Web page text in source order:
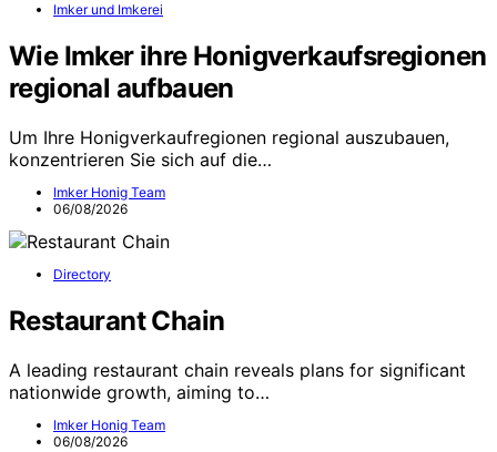
Imker und Imkerei
Wie Imker ihre Honigverkaufsregionen
regional aufbauen
Um Ihre Honigverkaufregionen regional auszubauen,
konzentrieren Sie sich auf die…
Imker Honig Team
06/08/2026
Directory
Restaurant Chain
A leading restaurant chain reveals plans for significant
nationwide growth, aiming to…
Imker Honig Team
06/08/2026